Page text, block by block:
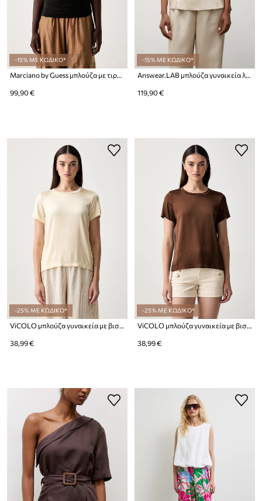
-15% ΜΕ ΚΩΔΙΚΟ*
Marciano by Guess μπλούζα με τιράντες Γυναικεία RAISSA
99,90 €
-15% ΜΕ ΚΩΔΙΚΟ*
Answear.LAB μπλούζα γυναικεία λινή
119,90 €
-25% ΜΕ ΚΩΔΙΚΟ*
38,99 €
-25% ΜΕ ΚΩΔΙΚΟ*
38,99 €